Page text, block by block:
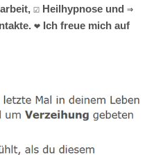
☑️ Heilhypnose und ⇒
❤ Ich freue mich auf